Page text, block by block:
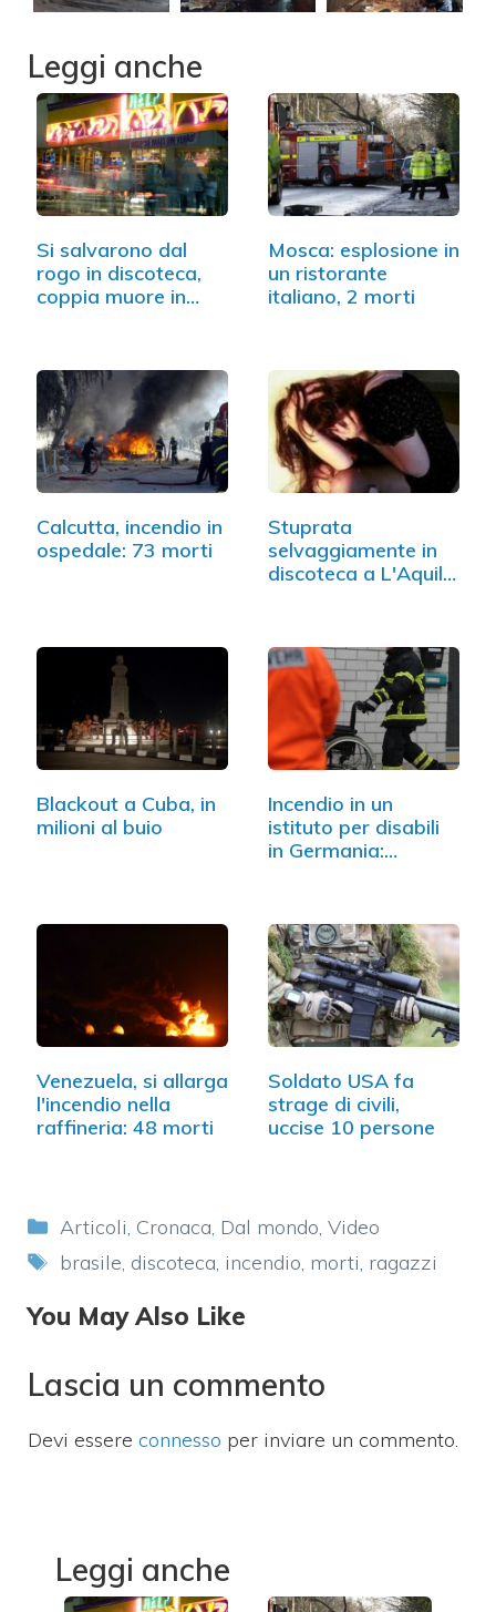
Leggi anche
Si salvarono dal
rogo in discoteca,
coppia muore in…
Mosca: esplosione in
un ristorante
italiano, 2 morti
Calcutta, incendio in
ospedale: 73 morti
Stuprata
selvaggiamente in
discoteca a L'Aquila:
Blackout a Cuba, in
milioni al buio
Incendio in un
istituto per disabili
in Germania:…
Venezuela, si allarga
l'incendio nella
raffineria: 48 morti
Soldato USA fa
strage di civili,
uccise 10 persone
Categorie
Articoli, Cronaca, Dal mondo, Video
Tag
brasile, discoteca, incendio, morti, ragazzi
You May Also Like
Lascia un commento
Devi essere connesso per inviare un commento.
Leggi anche